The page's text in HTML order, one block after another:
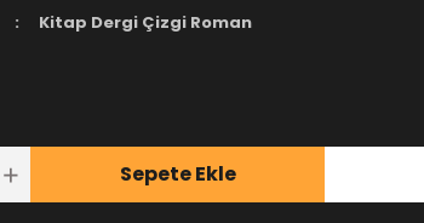
Kitap Dergi Çizgi Roman
Sepete Ekle